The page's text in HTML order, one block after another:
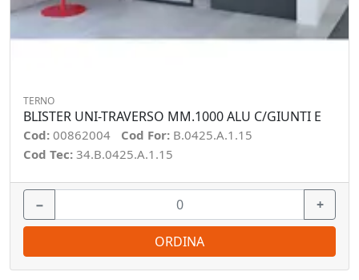
TERNO
BLISTER UNI-TRAVERSO MM.1000 ALU C/GIUNTI E
Cod: 00862004 Cod For: B.0425.A.1.15
Cod Tec: 34.B.0425.A.1.15
− +
ORDINA